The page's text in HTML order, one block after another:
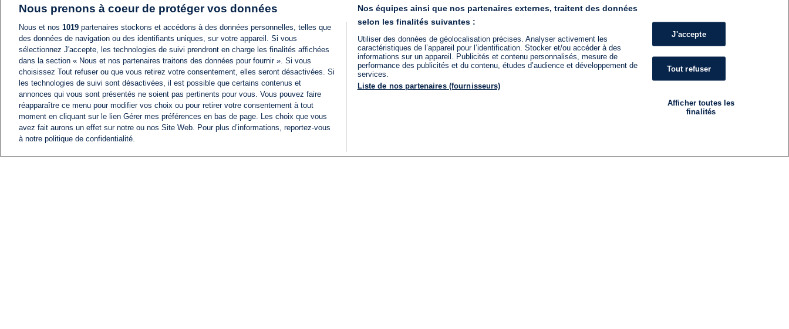
Nous prenons à coeur de protéger vos données
Nous et nos 1019 partenaires stockons et accédons à des données personnelles, telles que
des données de navigation ou des identifiants uniques, sur votre appareil. Si vous
sélectionnez J'accepte, les technologies de suivi prendront en charge les finalités affichées
dans la section « Nous et nos partenaires traitons des données pour fournir ». Si vous
choisissez Tout refuser ou que vous retirez votre consentement, elles seront désactivées. Si
les technologies de suivi sont désactivées, il est possible que certains contenus et
annonces qui vous sont présentés ne soient pas pertinents pour vous. Vous pouvez faire
réapparaître ce menu pour modifier vos choix ou pour retirer votre consentement à tout
moment en cliquant sur le lien Gérer mes préférences en bas de page. Les choix que vous
avez fait aurons un effet sur notre ou nos Site Web. Pour plus d’informations, reportez-vous
à notre politique de confidentialité.
Nos équipes ainsi que nos partenaires externes, traitent des données
selon les finalités suivantes :
Utiliser des données de géolocalisation précises. Analyser activement les
caractéristiques de l’appareil pour l’identification. Stocker et/ou accéder à des
informations sur un appareil. Publicités et contenu personnalisés, mesure de
performance des publicités et du contenu, études d’audience et développement de
services.
Liste de nos partenaires (fournisseurs)
J'accepte
Tout refuser
Afficher toutes les
finalités